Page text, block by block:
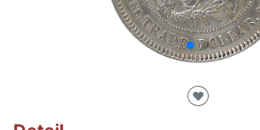
♥